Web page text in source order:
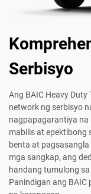
Serbisyo
Ang BAIC Heavy
network ng serbisyo
nagpapagarantiya
mabilis at epektibong
benta at
mga sangkap, ang
handang tumulong
Panindigan ang BAIC